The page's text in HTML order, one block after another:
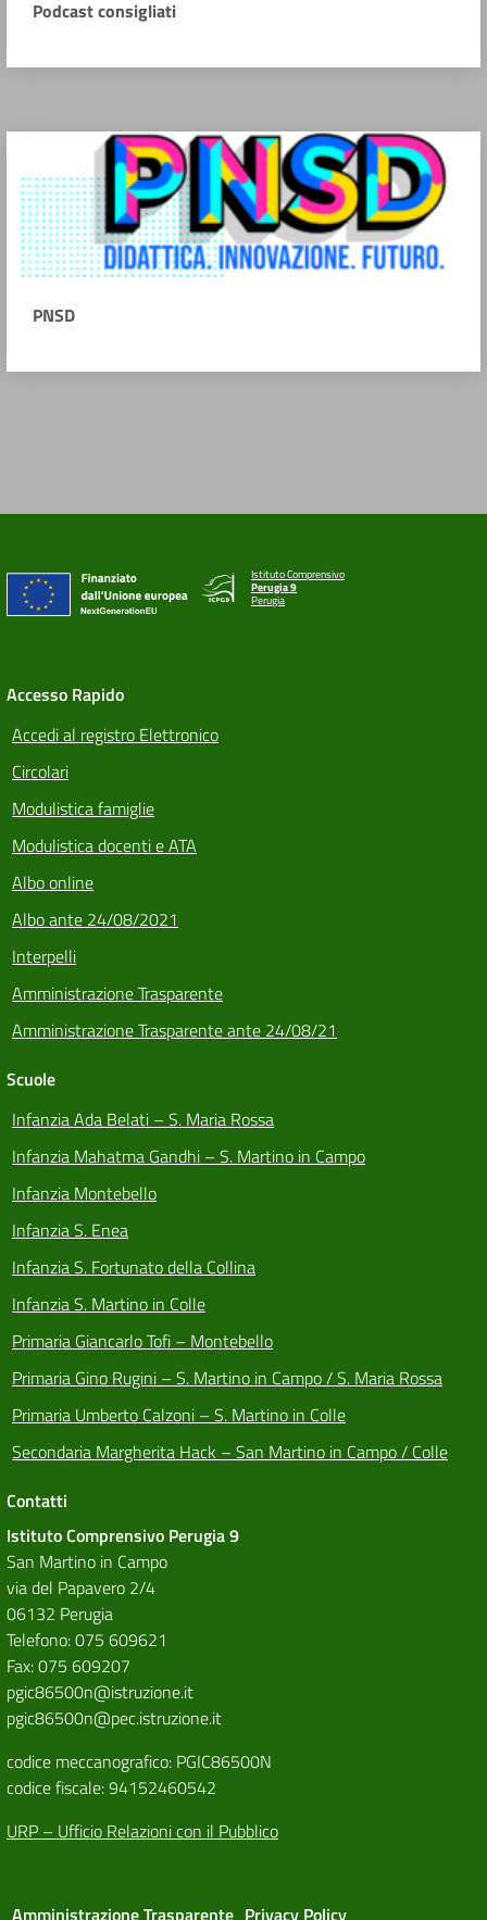
Podcast consigliati
PNSD
Istituto Comprensivo
Perugia 9
Perugia
Accesso Rapido
Accedi al registro Elettronico
Circolari
Modulistica famiglie
Modulistica docenti e ATA
Albo online
Albo ante 24/08/2021
Interpelli
Amministrazione Trasparente
Amministrazione Trasparente ante 24/08/21
Scuole
Infanzia Ada Belati – S. Maria Rossa
Infanzia Mahatma Gandhi – S. Martino in Campo
Infanzia Montebello
Infanzia S. Enea
Infanzia S. Fortunato della Collina
Infanzia S. Martino in Colle
Primaria Giancarlo Tofi – Montebello
Primaria Gino Rugini – S. Martino in Campo / S. Maria Rossa
Primaria Umberto Calzoni – S. Martino in Colle
Secondaria Margherita Hack – San Martino in Campo / Colle
Contatti
Istituto Comprensivo Perugia 9
San Martino in Campo
via del Papavero 2/4
06132 Perugia
Telefono: 075 609621
Fax: 075 609207
pgic86500n@istruzione.it
pgic86500n@pec.istruzione.it
codice meccanografico: PGIC86500N
codice fiscale: 94152460542
URP – Ufficio Relazioni con il Pubblico
Amministrazione Trasparente Privacy Policy